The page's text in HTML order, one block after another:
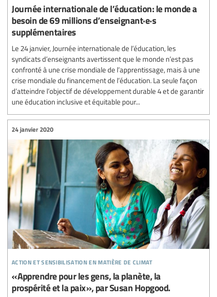
Journée internationale de l’éducation: le monde a
besoin de 69 millions d’enseignant·e·s
supplémentaires
Le 24 janvier, Journée internationale de l’éducation, les
syndicats d’enseignants avertissent que le monde n’est pas
confronté à une crise mondiale de l’apprentissage, mais à une
crise mondiale du financement de l’éducation. La seule façon
d’atteindre l’objectif de développement durable 4 et de garantir
une éducation inclusive et équitable pour...
action et sensibilisation en matière de climat
24 janvier 2020
« Apprendre pour les gens, la planète, la
prospérité et la paix », par Susan Hopgood.